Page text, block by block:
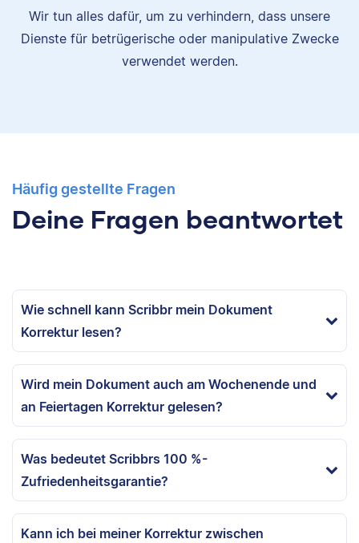
Wir tun alles dafür, um zu verhindern, dass unsere
Dienste für betrügerische oder manipulative Zwecke
verwendet werden.
Häufig gestellte Fragen
Deine Fragen beantwortet
Wie schnell kann Scribbr mein Dokument
Korrektur lesen?
Wird mein Dokument auch am Wochenende und
an Feiertagen Korrektur gelesen?
Was bedeutet Scribbrs 100 %-
Zufriedenheitsgarantie?
Kann ich bei meiner Korrektur zwischen